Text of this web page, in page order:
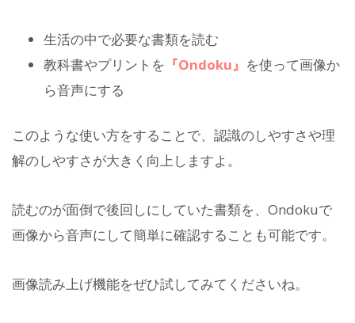
生活の中で必要な書類を読む
教科書やプリントを 『Ondoku』 を使って画像か
ら音声にする
このような使い方をすることで、認識のしやすさや理
解のしやすさが大きく向上しますよ。
読むのが面倒で後回しにしていた書類を、Ondokuで
画像から音声にして簡単に確認することも可能です。
画像読み上げ機能をぜひ試してみてくださいね。